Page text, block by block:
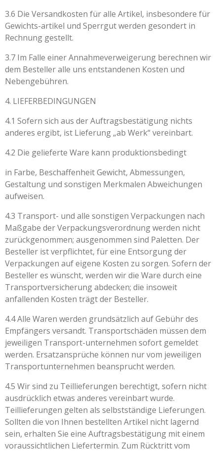
3.6 Die Versandkosten für alle Artikel, insbesondere für
Gewichts-artikel und Sperrgut werden gesondert in
Rechnung gestellt.
3.7 Im Falle einer Annahmeverweigerung berechnen wir
dem Besteller alle uns entstandenen Kosten und
Nebengebühren.
4. LIEFERBEDINGUNGEN
4.1 Sofern sich aus der Auftragsbestätigung nichts
anderes ergibt, ist Lieferung „ab Werk“ vereinbart.
4.2 Die gelieferte Ware kann produktionsbedingt
in Farbe, Beschaffenheit Gewicht, Abmessungen,
Gestaltung und sonstigen Merkmalen Abweichungen
aufweisen.
4.3 Transport- und alle sonstigen Verpackungen nach
Maßgabe der Verpackungsverordnung werden nicht
zurückgenommen; ausgenommen sind Paletten. Der
Besteller ist verpflichtet, für eine Entsorgung der
Verpackungen auf eigene Kosten zu sorgen. Sofern der
Besteller es wünscht, werden wir die Ware durch eine
Transportversicherung abdecken; die insoweit
anfallenden Kosten trägt der Besteller.
4.4 Alle Waren werden grundsätzlich auf Gebühr des
Empfängers versandt. Transportschäden müssen dem
jeweiligen Transport-unternehmen sofort gemeldet
werden. Ersatzansprüche können nur vom jeweiligen
Transportunternehmen beansprucht werden.
4.5 Wir sind zu Teillieferungen berechtigt, sofern nicht
ausdrücklich etwas anderes vereinbart wurde.
Teillieferungen gelten als selbstständige Lieferungen.
Sollten die von Ihnen bestellten Artikel nicht lagernd
sein, erhalten Sie eine Auftragsbestätigung mit einem
voraussichtlichen Liefertermin. Zum Rücktritt vom